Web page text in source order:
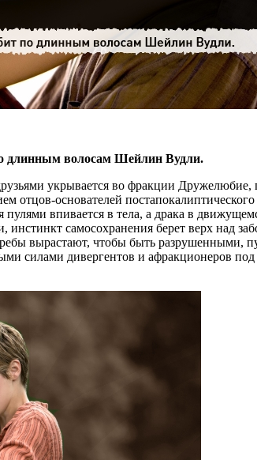
длинным волосам Шейлин Вудли.
укрывается во фракции
отцов-основателей
впивается в тела, а драка в
самосохранения берет верх над
вырастают, чтобы быть разрушенными,
силами дивергентов и афракционеров